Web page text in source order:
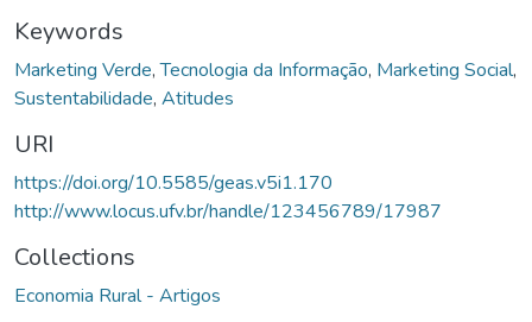
Keywords
Marketing Verde,Tecnologia da Informação, Marketing Social,
Sustentabilidade, Atitudes
URI
https://doi.org/10.5585/geas.v5i1.170
http://www.locus.ufv.br/handle/123456789/17987
Collections
Economia Rural - Artigos